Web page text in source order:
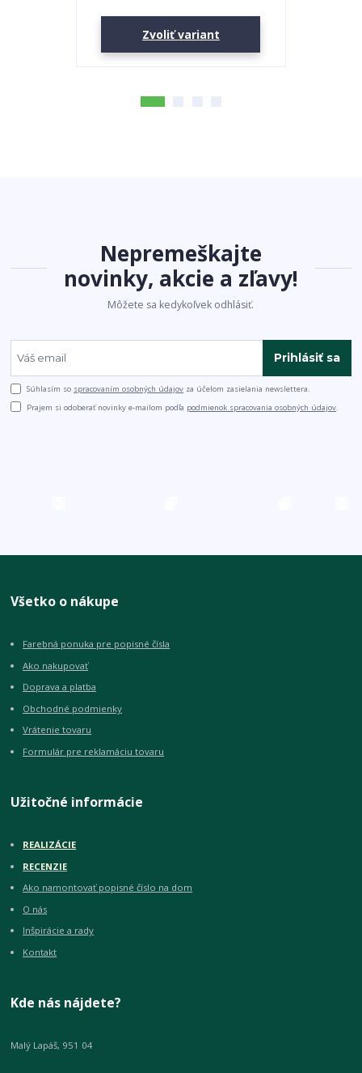
Zvoliť variant
Nepremeškajte
novinky, akcie a zľavy!
Môžete sa kedykoľvek odhlásiť.
Prihlásiť sa
Súhlasím so spracovaním osobných údajov za účelom zasielania newslettera.
Prajem si odoberať novinky e-mailom podľa podmienok spracovania osobných údajov.
Všetko o nákupe
Farebná ponuka pre popisné čísla
Ako nakupovať
Doprava a platba
Obchodné podmienky
Vrátenie tovaru
Formulár pre reklamáciu tovaru
Užitočné informácie
REALIZÁCIE
RECENZIE
Ako namontovať popisné číslo na dom
O nás
Inšpirácie a rady
Kontakt
Kde nás nájdete?
Malý Lapáš, 951 04